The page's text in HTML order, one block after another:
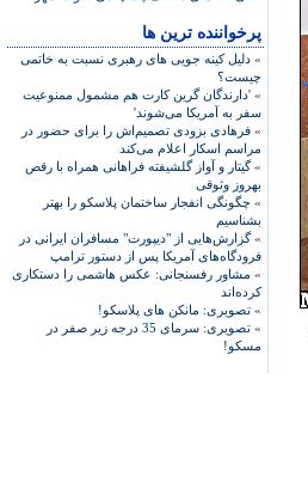
پرخواننده ترین ها
» دلیل کینه جویی های رهبری نسبت به خاتمی
چیست؟
» 'دارندگان گرین کارت هم مشمول ممنوعیت
سفر به آمریکا می‌شوند'
» فرهادی بزودی تصمیم‌اش را برای حضور در
مراسم اسکار اعلام می‌کند
»گیتار و آواز گلشیفته فراهانی همراه با رقص
بهروز وثوقی
» چگونگی انفجار ساختمان پلاسکو را بهتر
بشناسیم
»گزارش‌هایی از "دیپورت" مسافران ایرانی در
فرودگاه‌های آمریکا پس از دستور ترامپ
» مشاور رفسنجانی: عکس هاشمی را دستکاری
کرده‌اند
» تصویری: مانکن های پلاسکو!
»
تصویری: سرمای 35 درجه زیر صفر در
مسکو!